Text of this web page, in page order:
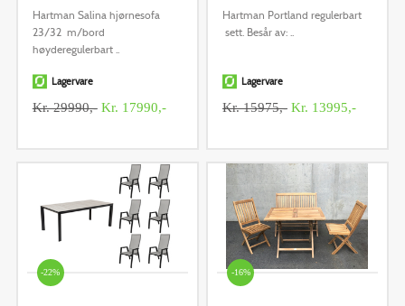
Hartman Salina hjørnesofa
23/32 m/bord
høyderegulerbart ..
Lagervare
Kr. 29990,-Kr. 17990,-
Hartman Portland regulerbart
sett. Besår av: ..
Lagervare
Kr. 15975,-Kr. 13995,-
-22% -16%